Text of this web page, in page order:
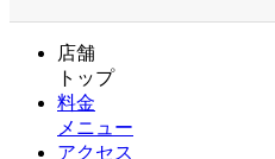
店舗
トップ
料金
メニュー
アクセス